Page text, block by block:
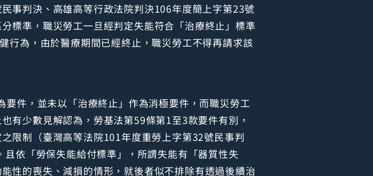
事判決、高雄高等行政法院判決106年度簡上字第23號
標準，職災勞工一旦經判定失能符合「治療終止」標準
行為，由於醫療期間已經終止，職災勞工不得再請求該
要件，並未以「治療終止」作為消極要件，而職災勞工
有少數見解認為，勞基法第59條第1至3款要件有別，
限制（臺灣高等法院101年度重勞上字第32號民事判
依「勞保失能給付標準」，所謂失能有「器質性失
性的喪失、減損的情形，就後者似不排除有透過後續治